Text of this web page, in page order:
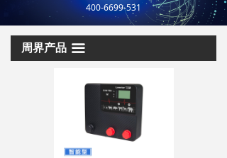
服务支持
成功案例
400-6699-531
끀
周界产品